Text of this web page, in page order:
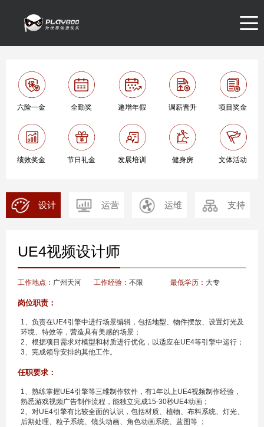
六险一金 全勤奖 递增年假 调薪晋升 项目奖金
绩效奖金 节日礼金 发展培训 健身房 文体活动
设计 运营 运维 支持
UE4视频设计师
工作地点： 广州天河 工作经验：不限 最低学历： 大专
岗位职责：
1、负责在UE4引擎中进行场景编辑，包括地型、物件摆放、设置灯光及
环境、特效等，营造具有美感的场景；
2、根据项目需求对模型和材质进行优化，以适应在UE4等引擎中运行；
3、完成领导安排的其他工作。
任职要求：
1、熟练掌握UE4引擎等三维制作软件，有1年以上UE4视频制作经验，
熟悉游戏视频广告制作流程，能独立完成15-30秒UE4动画；
2、对UE4引擎有比较全面的认识，包括材质、植物、布料系统、灯光、
后期处理、粒子系统、镜头动画、角色动画系统、蓝图等 ；